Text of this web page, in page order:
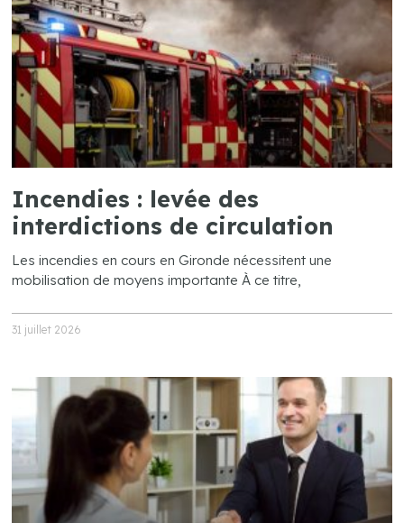
Incendies : levée des
interdictions de circulation
Les incendies en cours en Gironde nécessitent une
mobilisation de moyens importante À ce titre,
31 juillet 2026